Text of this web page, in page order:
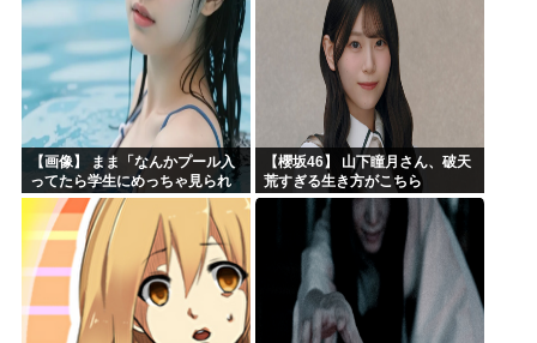
【画像】 まま「なんかプール入
ってたら学生にめっちゃ見られ
たw」
【櫻坂46】 山下瞳月さん、破天
荒すぎる生き方がこちら